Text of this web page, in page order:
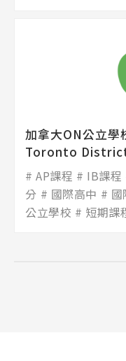
加拿大ON公立
Toronto
AP課程 IB課程
分
國際高中
公立學校
短期課